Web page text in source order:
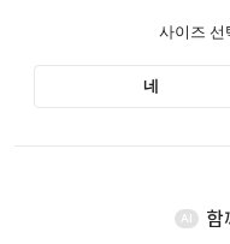
AI 함